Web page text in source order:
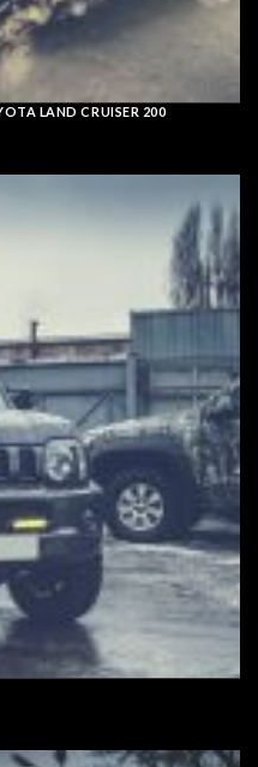
LAND CRUISER 200